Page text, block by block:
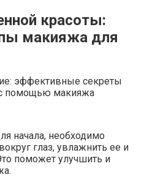
красоты:
макияжа для
начала, необходимо
глаз, увлажнить ее и
поможет улучшить и